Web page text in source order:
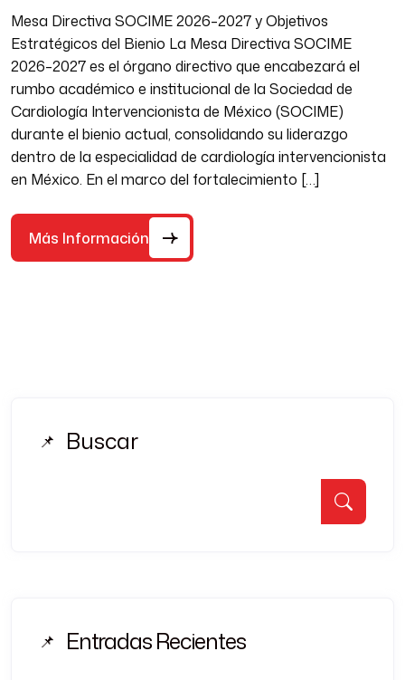
Mesa Directiva SOCIME 2026–2027 y Objetivos
Estratégicos del Bienio La Mesa Directiva SOCIME
2026–2027 es el órgano directivo que encabezará el
rumbo académico e institucional de la Sociedad de
Cardiología Intervencionista de México (SOCIME)
durante el bienio actual, consolidando su liderazgo
dentro de la especialidad de cardiología intervencionista
en México. En el marco del fortalecimiento […]
Más Información
Buscar
Entradas Recientes